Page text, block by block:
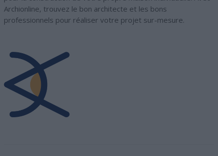
Archionline, trouvez le bon architecte et les bons
professionnels pour réaliser votre projet sur-mesure.